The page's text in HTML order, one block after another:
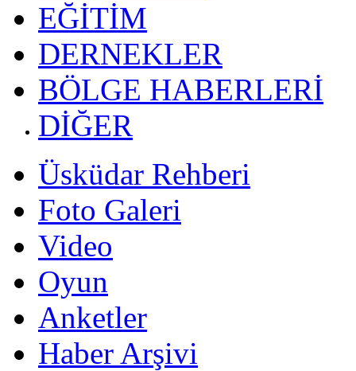
EĞİTİM
DERNEKLER
BÖLGE HABERLERİ
DİĞER
Üsküdar Rehberi
Foto Galeri
Video
Oyun
Anketler
Haber Arşivi